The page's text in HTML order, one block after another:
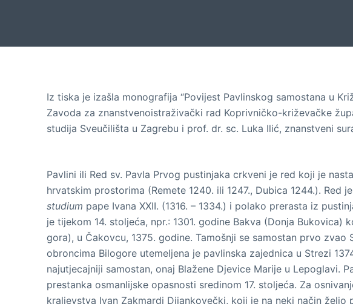
Iz tiska je izašla monografija “Povijest Pavlinskog samostana u
Zavoda za znanstvenoistraživački rad Koprivničko-križevačke
studija Sveučilišta u Zagrebu i prof. dr. sc. Luka Ilić, znanstveni
Pavlini ili Red sv. Pavla Prvog pustinjaka crkveni je red koji je
hrvatskim prostorima (Remete 1240. ili 1247., Dubica 1244.).
studium pape Ivana XXII. (1316. – 1334.) i polako prerasta iz
je tijekom 14. stoljeća, npr.: 1301. godine Bakva (Donja
gora), u Čakovcu, 1375. godine. Tamošnji se samostan prvo
obroncima Bilogore utemeljena je pavlinska zajednica u Strezi
najutjecajniji samostan, onaj Blažene Djevice Marije u Lepoglavi.
prestanka osmanlijske opasnosti sredinom 17. stoljeća. Za
kraljevstva Ivan Zakmardi Dijankovečki, koji je na neki način